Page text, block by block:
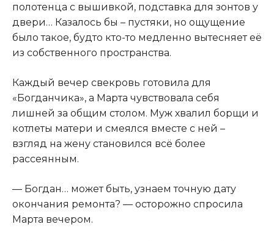
полотенца с вышивкой, подставка для зонтов у
двери… Казалось бы – пустяки, но ощущение
было такое, будто кто-то медленно вытесняет её
из собственного пространства.
Каждый вечер свекровь готовила для
«Богданчика», а Марта чувствовала себя
лишней за общим столом. Муж хвалил борщи и
котлеты матери и смеялся вместе с ней –
взгляд на жену становился всё более
рассеянным.
— Богдан… может быть, узнаем точную дату
окончания ремонта? — осторожно спросила
Марта вечером.